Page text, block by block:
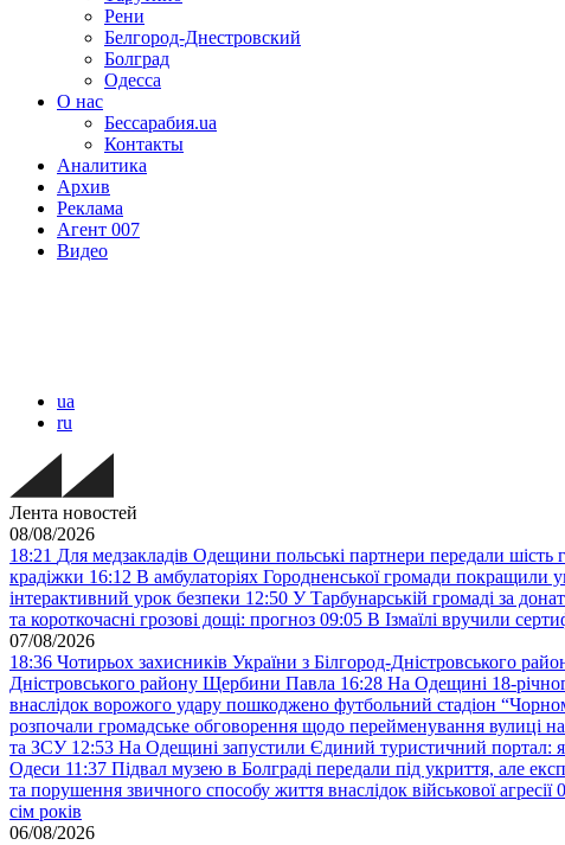
Рени
Белгород-Днестровский
Болград
Одесса
О нас
Бессарабия.ua
Контакты
Аналитика
Архив
Реклама
Агент 007
Видео
ua
ru
Лента новостей
08/08/2026
18:21 Для медзакладів Одещини польські партнери передали шість
крадіжки 16:12 В амбулаторіях Городненської громади покращили
інтерактивний урок безпеки 12:50 У Тарбунарській громаді за
та короткочасні грозові дощі: прогноз 09:05 В Ізмаїлі вручили
07/08/2026
18:36 Чотирьох захисників України з Білгород-Дністровського
Дністровського району Щербини Павла 16:28 На Одещині 18-
внаслідок ворожого удару пошкоджено футбольний стадіон
розпочали громадське обговорення щодо перейменування вулиці
та ЗСУ 12:53 На Одещині запустили Єдиний туристичний портал:
Одеси 11:37 Підвал музею в Болграді передали під укриття, але
та порушення звичного способу життя внаслідок військової агресії
сім років
06/08/2026